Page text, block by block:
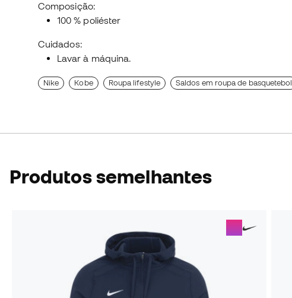
Composição:
100 % poliéster
Cuidados:
Lavar à máquina.
Nike Kobe Roupa lifestyle Saldos em roupa de basquetebol
Produtos semelhantes